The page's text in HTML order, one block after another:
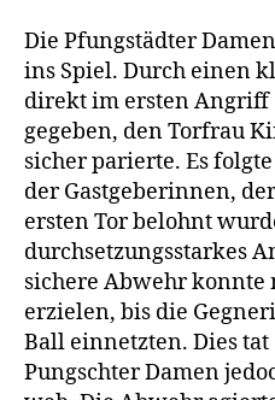
Die Pfungstädter
ins Spiel. Durch einen
direkt im ersten Angriff
gegeben, den Torfrau
sicher parierte. Es
der Gastgeberinnen,
ersten Tor belohnt
durchsetzungsstarkes
sichere Abwehr konnte
erzielen, bis die
Ball einnetzten. Dies
Pungschter Damen